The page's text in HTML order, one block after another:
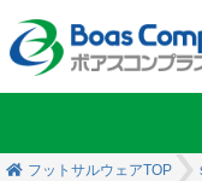
フットサルウェアTOP